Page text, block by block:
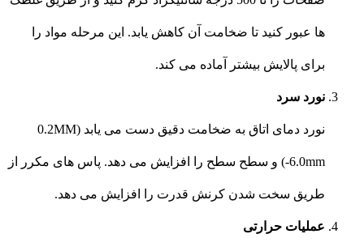
ها عبور کنید تا ضخامت آن کاهش یابد. این مرحله مواد را
برای پالایش بیشتر آماده می کند.
نورد سرد
نورد دمای اتاق به ضخامت دقیق دست می یابد (0.2MM
-6.0mm) و سطح سطح را افزایش می دهد. پاس های مکرر از
طریق سخت شدن کرنش قدرت را افزایش می دهد.
عملیات حرارتی